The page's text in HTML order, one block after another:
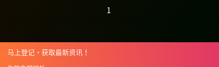
1
马上登记，获取最新资讯！